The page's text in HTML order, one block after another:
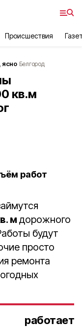
Происшествия
ясно Белгород
кв.м
работ
м дорожного
будут
просто
ремонта